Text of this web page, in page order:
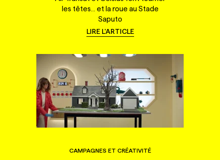
les têtes... et la roue au Stade
Saputo
LIRE L'ARTICLE
CAMPAGNES ET CRÉATIVITÉ